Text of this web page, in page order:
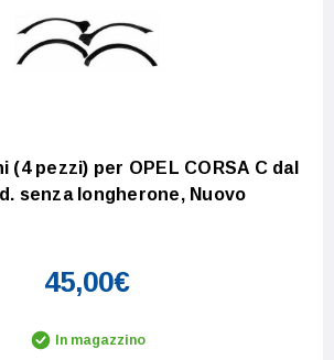
(4 pezzi) per OPEL CORSA C dal
senza longherone, Nuovo
45,00€
In magazzino